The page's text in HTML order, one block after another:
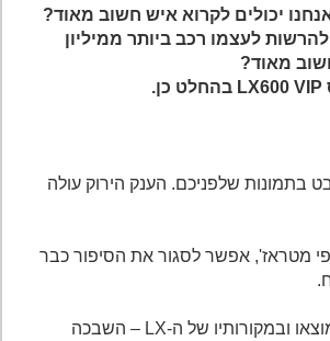
לעצמו רכב ביותר ממיליון
מאוד?
שלפניכם. הענק הירוק עולה
מטראז', אפשר לסגור את הסיפור כבר
אי אפשר לטעות במוצאו ובמקורותיו של ה-LX – השבכה